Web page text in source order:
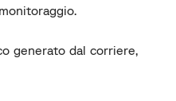
generato dal corriere,